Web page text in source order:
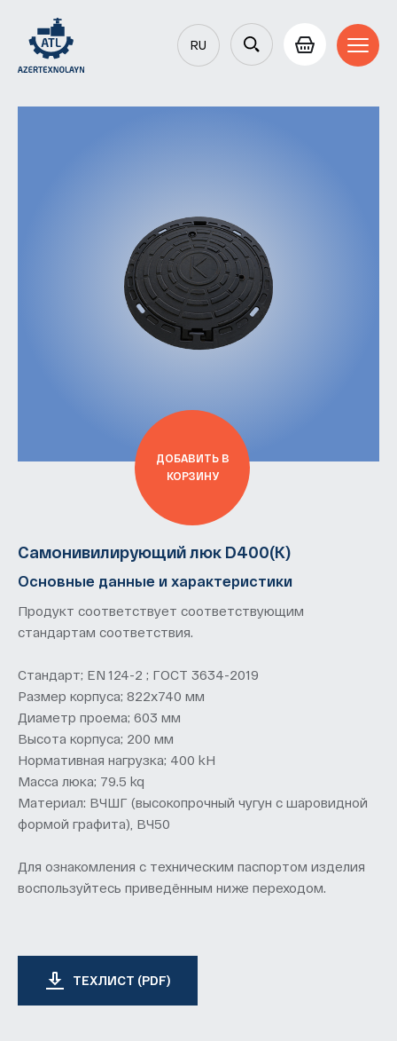
RU
Самонивилирующий люк D400(K)
Основные данные и характеристики
Продукт соответствует соответствующим
стандартам соответствия.
Стандарт; EN 124-2 ; ГОСТ 3634-2019
Размер корпуса; 822х740 мм
Диаметр проема; 603 мм
Высота корпуса; 200 мм
Нормативная нагрузка; 400 kН
Масса люка; 79.5 kq
Материал: ВЧШГ (высокопрочный чугун с шаровидной
формой графита), ВЧ50
Для ознакомления с техническим паспортом изделия
воспользуйтесь приведённым ниже переходом.
ТЕХЛИСТ (PDF)
ДОБАВИТЬ В
КОРЗИНУ